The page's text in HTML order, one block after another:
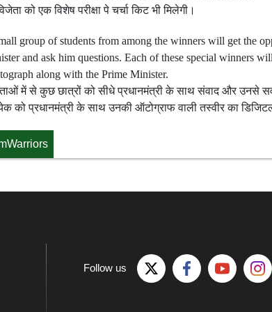
को एक विशेष परीक्षा पे चर्चा किट भी मिलेगी।
group of students from among the winners will get the
and ask him questions. Each of these special winners
along with the Prime Minister.
में से कुछ छात्रों को सीधे प्रधानमंत्री के साथ संवाद और उनसे
को प्रधानमंत्री के साथ उनकी ऑटोग्राफ वाली तस्वीर का डिजिटल
Follow us